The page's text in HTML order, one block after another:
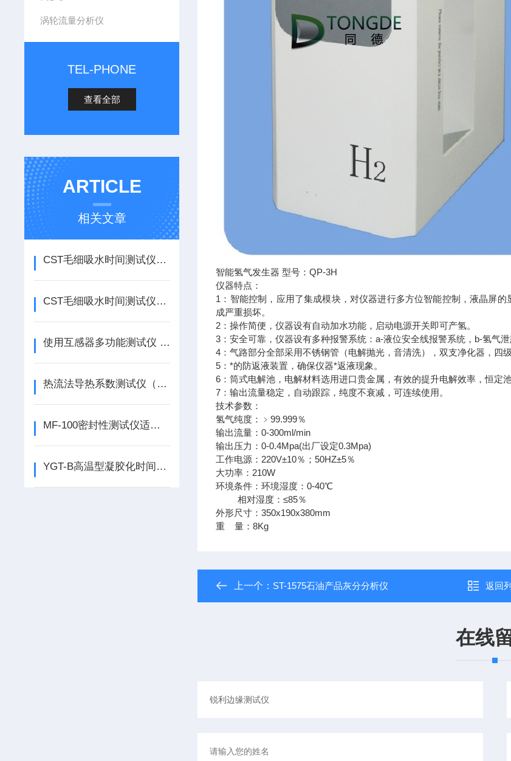
涡轮流量分析仪
TEL-PHONE
查看全部
ARTICLE
相关文章
CST毛细吸水时间测试仪的基础知识，你问我答
CST毛细吸水时间测试仪的工作原理
使用互感器多功能测试仪 多功能互感器测试仪
热流法导热系数测试仪（不带真空装置）行业标准
MF-100密封性测试仪适用范围
YGT-B高温型凝胶化时间测试仪技术规格
智能氢气发生器 型号：QP-3H
仪器特点：
1：智能控制，应用了集成模块，对仪器进行多方位智能控制，液晶屏
成严重损坏。
2：操作简便，仪器设有自动加水功能，启动电源开关即可产氢。
3：安全可靠，仪器设有多种报警系统：a-液位安全线报警系统，b-氢气
4：气路部分全部采用不锈钢管（电解抛光，音清洗），双支净化器，四级
5：*的防返液装置，确保仪器*返液现象。
6：筒式电解池，电解材料选用进口贵金属，有效的提升电解效率，恒定
7：输出流量稳定，自动跟踪，纯度不衰减，可连续使用。
技术参数：
氢气纯度：﹥99.999％
输出流量：0-300ml/min
输出压力：0-0.4Mpa(出厂设定0.3Mpa)
工作电源：220V±10％；50HZ±5％
大功率：210W
环境条件：环境湿度：0-40℃
相对湿度：≤85％
外形尺寸：350x190x380mm
重 量：8Kg
上一个： ST-1575石油产品灰分分析仪 返回
在线